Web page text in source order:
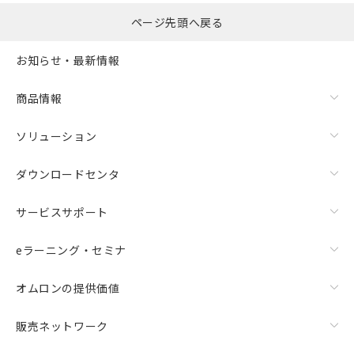
ページ先頭へ戻る
お知らせ・最新情報
商品情報
ソリューション
ダウンロードセンタ
サービスサポート
eラーニング・セミナ
オムロンの提供価値
販売ネットワーク